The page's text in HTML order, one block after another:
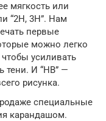
мягкость или
“2Н, 3Н”. Нам
первые
можно легко
чтобы усиливать
тени. И “НВ” —
рисунка.
специальные
карандашом.